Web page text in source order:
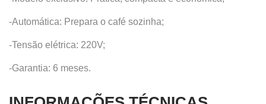
-Automática: Prepara o café sozinha;
-Tensão elétrica: 220V;
-Garantia: 6 meses.